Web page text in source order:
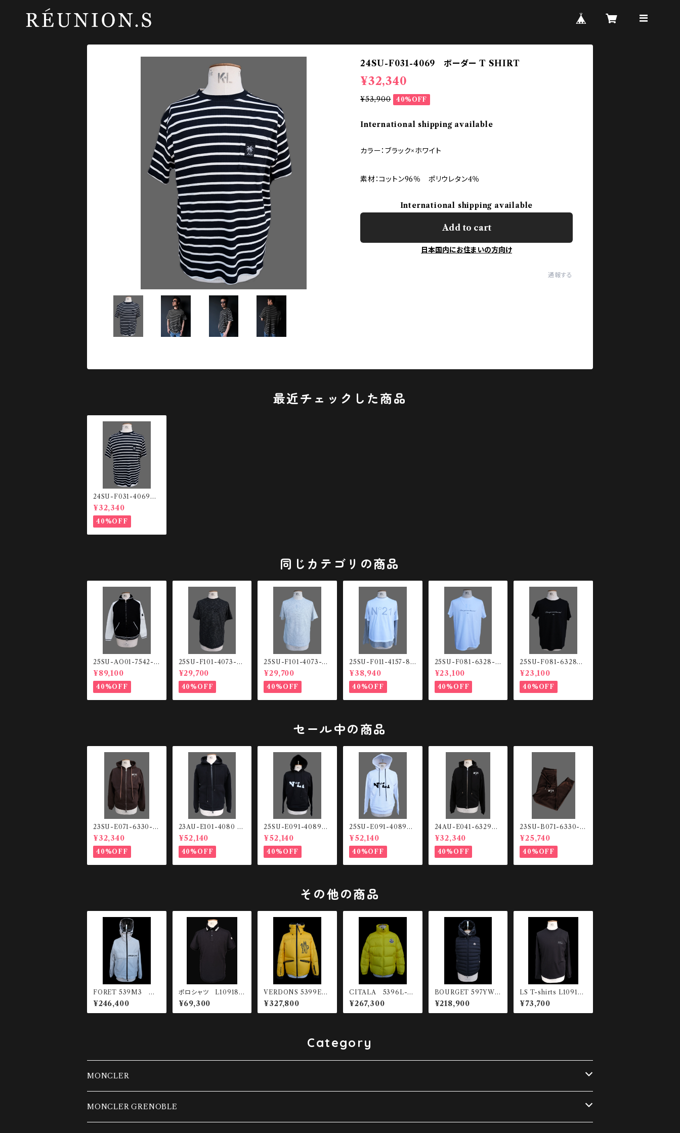
24SU-F031-4069 ボーダー T SHIRT
¥32,340
¥53,900 40%OFF
International shipping available
カラー：ブラック×ホワイト
素材：コットン96％ ポリウレタン4％
International shipping available
Add to cart
日本国内にお住まいの方向け
通報する
最近チェックした商品
24SU-F031-4069
ボーダー T SHIRT
¥32,340
40%OFF
同じカテゴリの商品
25SU-AO01-7542-0
001
¥89,100
40%OFF
25SU-F101-4073-R9
11 ボーダー Tシャツ
¥29,700
40%OFF
25SU-F101-4073-R1
91 ボーダー Tシャツ
¥29,700
40%OFF
25SU-F011-4157-89
93 LS T-SHIRTS
¥38,940
40%OFF
25SU-F081-6328-11
01 レタリング Tシャツ
¥23,100
40%OFF
25SU-F081-6328－
9000 レタリング Tシャ
ツ
¥23,100
40%OFF
セール中の商品
23SU-E071-6330-2
344 スウェットHO
ODIE
¥32,340
40%OFF
23AU-E101-4080 ル
ーズフィット ジップアッ
プHOODIE
¥52,140
40%OFF
25SU-E091-4089-9
000 Front logo HO
ODIE
¥52,140
40%OFF
25SU-E091-4089-9
000 Front logo HO
ODIE
¥52,140
40%OFF
24AU-E041-6329
スウェットHOODIE
¥32,340
40%OFF
23SU-B071-6330-2
344 スウェットパン
ツ
¥25,740
40%OFF
その他の商品
FORET 539M3 ナ
イロンパーカー
¥246,400
ポロシャツ L10918A
00022-84720-999
¥69,300
VERDONS 5399E-1
27 ダウンジャケット
¥327,800
CITALA 5396L-14
0 ダウンジャケット
¥267,300
BOURGET 597YW-7
78 ダウンベスト
¥218,900
LS T-shirts L10918
D00004-89AYW-9
99
¥73,700
Category
MONCLER
ダウンベスト
MONCLER GRENOBLE